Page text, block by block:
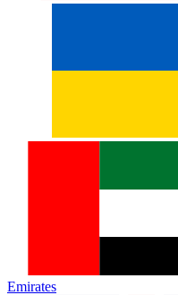
Emirates